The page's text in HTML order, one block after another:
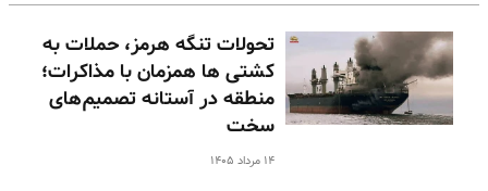
تحولات تنگه هرمز، حملات به
کشتی ها همزمان با مذاکرات؛
منطقه در آستانه تصمیم‌های
سخت
۱۴ مرداد ۱۴۰۵